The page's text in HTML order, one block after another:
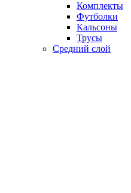
Комплекты
Футболки
Кальсоны
Трусы
Средний слой